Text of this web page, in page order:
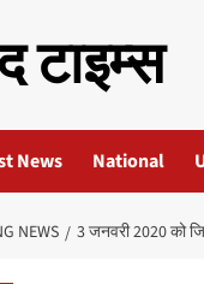
टाइम्स
News National
NEWS 3 जनवरी 2020 को